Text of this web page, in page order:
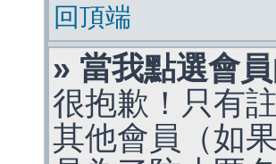
回頂端
» 當我點選會
很抱歉！只有
其他會員（如